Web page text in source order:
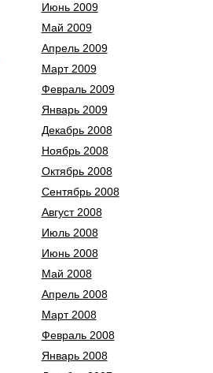
Июнь 2009
Май 2009
Апрель 2009
Март 2009
Февраль 2009
Январь 2009
Декабрь 2008
Ноябрь 2008
Октябрь 2008
Сентябрь 2008
Август 2008
Июль 2008
Июнь 2008
Май 2008
Апрель 2008
Март 2008
Февраль 2008
Январь 2008